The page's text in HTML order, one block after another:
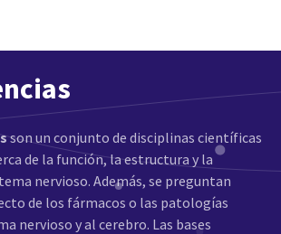
son un conjunto de disciplinas científicas
de la función, la estructura y la
nervioso. Además, se preguntan
de los fármacos o las patologías
nervioso y al cerebro. Las bases